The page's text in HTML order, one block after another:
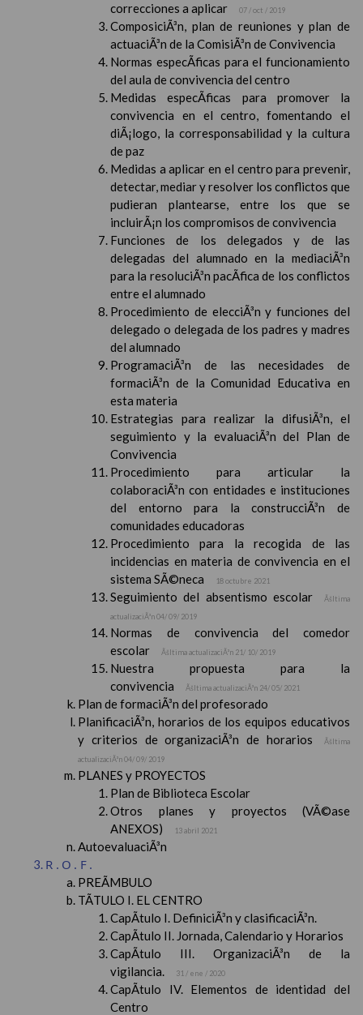
correcciones a aplicar 07 / oct / 2019
ComposiciÃ³n, plan de reuniones y plan de
actuaciÃ³n de la ComisiÃ³n de Convivencia
Normas especÃ­ficas para el funcionamiento
del aula de convivencia del centro
Medidas especÃ­ficas para promover la
convivencia en el centro, fomentando el
diÃ¡logo, la corresponsabilidad y la cultura
de paz
Medidas a aplicar en el centro para prevenir,
detectar, mediar y resolver los conflictos que
pudieran plantearse, entre los que se
incluirÃ¡n los compromisos de convivencia
Funciones de los delegados y de las
delegadas del alumnado en la mediaciÃ³n
para la resoluciÃ³n pacÃ­fica de los conflictos
entre el alumnado
Procedimiento de elecciÃ³n y funciones del
delegado o delegada de los padres y madres
del alumnado
ProgramaciÃ³n de las necesidades de
formaciÃ³n de la Comunidad Educativa en
esta materia
Estrategias para realizar la difusiÃ³n, el
seguimiento y la evaluaciÃ³n del Plan de
Convivencia
Procedimiento para articular la
colaboraciÃ³n con entidades e instituciones
del entorno para la construcciÃ³n de
comunidades educadoras
Procedimiento para la recogida de las
incidencias en materia de convivencia en el
sistema SÃ©neca
18 octubre 2021
Seguimiento del absentismo escolar
Ãšltima
actualizaciÃ³n 04/ 09/ 2019
Normas de convivencia del comedor
escolar
Ãšltima actualizaciÃ³n 21/ 10/ 2019
Nuestra propuesta para la
convivencia
Ãšltima actualizaciÃ³n 24/ 05/ 2021
Plan de formaciÃ³n del profesorado
PlanificaciÃ³n, horarios de los equipos educativos
y criterios de organizaciÃ³n de horarios
Ãšltima
actualizaciÃ³n 04/ 09/ 2019
PLANES y PROYECTOS
Plan de Biblioteca Escolar
Otros planes y proyectos (VÃ©ase
ANEXOS)
13 abril 2021
AutoevaluaciÃ³n
R.O.F.
PREÃMBULO
TÃTULO I. EL CENTRO
CapÃ­tulo I. DefiniciÃ³n y clasificaciÃ³n.
CapÃ­tulo II. Jornada, Calendario y Horarios
CapÃ­tulo III. OrganizaciÃ³n de la
vigilancia.
31 / ene / 2020
CapÃ­tulo IV. Elementos de identidad del
Centro